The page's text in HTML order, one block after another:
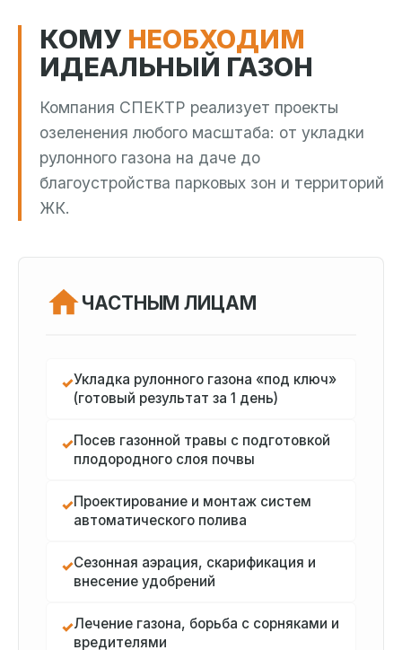
КОМУ НЕОБХОДИМ
ИДЕАЛЬНЫЙ ГАЗОН
Компания СПЕКТР реализует проекты
озеленения любого масштаба: от укладки
рулонного газона на даче до
благоустройства парковых зон и территорий
ЖК.
ЧАСТНЫМ ЛИЦАМ
✓Укладка рулонного газона «под ключ»
(готовый результат за 1 день)
✓Посев газонной травы с подготовкой
плодородного слоя почвы
✓Проектирование и монтаж систем
автоматического полива
✓Сезонная аэрация, скарификация и
внесение удобрений
✓Лечение газона, борьба с сорняками и
вредителями